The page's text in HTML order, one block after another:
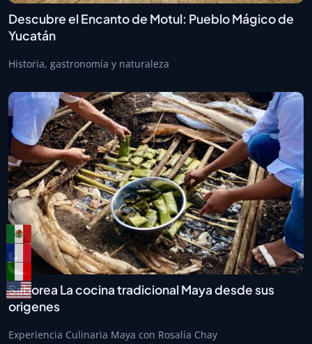
Descubre el Encanto de Motul: Pueblo Mágico de
Yucatán
Historia, gastronomía y naturaleza
Saborea La cocina tradicional Maya desde sus
origenes
Experiencia Culinaria Maya con Rosalía Chay